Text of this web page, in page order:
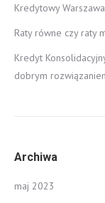
Kredytowy Warszawa
Raty równe czy raty
Kredyt
dobrym
Archiwa
maj 2023